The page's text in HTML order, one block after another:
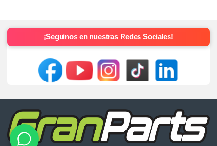
¡Seguinos en nuestras Redes Sociales!